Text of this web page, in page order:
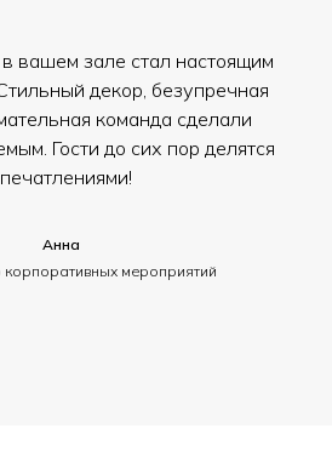
вашем зале стал настоящим
декор, безупречная
команда сделали
Гости до сих пор делятся
Анна
корпоративных мероприятий